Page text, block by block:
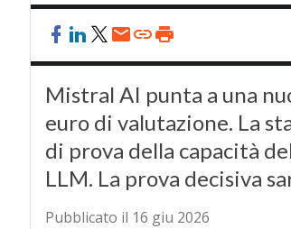
Mistral AI punta a una
euro di valutazione. La
di prova della capacità
LLM. La prova decisiva
Pubblicato il 16 giu 2026